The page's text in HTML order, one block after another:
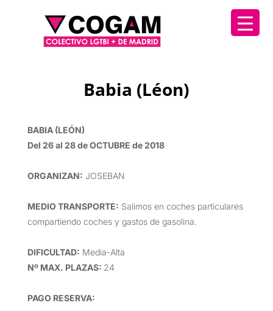
Babia (Léon)
BABIA (LEÓN)
Del 26 al 28 de OCTUBRE de 2018
ORGANIZAN: JOSEBAN
MEDIO TRANSPORTE: Salimos en coches particulares
compartiendo coches y gastos de gasolina.
DIFICULTAD: Media-Alta
Nº MAX. PLAZAS: 24
PAGO RESERVA: